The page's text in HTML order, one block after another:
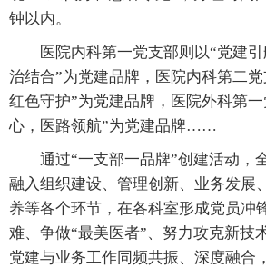
钟以内。
医院内科第一党支部则以“党建引
治结合”为党建品牌，医院内科第二党
红色守护”为党建品牌，医院外科第一
心，医路领航”为党建品牌……
通过“一支部一品牌”创建活动，
融入组织建设、管理创新、业务发展
养等各个环节，在各科室形成党员冲
难、争做“最美医者”、努力攻克新技
党建与业务工作同频共振、深度融合